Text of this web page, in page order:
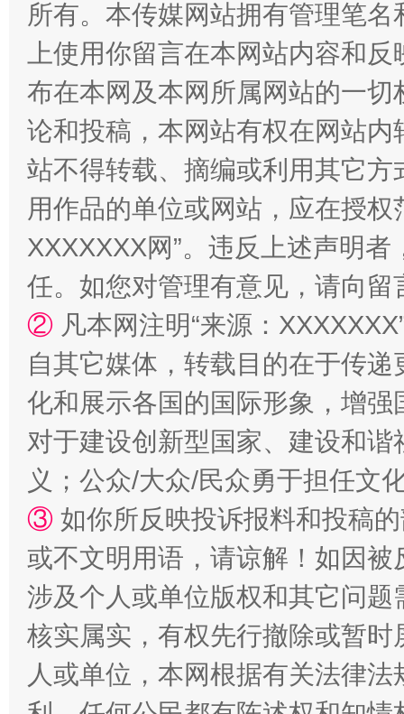
“蜀中异人”王建安的艺术幻境
完善运行机制助力责任有效落实 一纸欠
东山县通报“牛蛙产品抗生素超标问题” 法
所有。本传媒网站拥有管理笔
上使用你留言在本网站内容和
布在本网及本网所属网站的一
论和投稿，本网站有权在网站
站不得转载、摘编或利用其它
用作品的单位或网站，应在授
XXXXXXX网”。违反上述声明
任。如您对管理有意见，请向
② 凡本网注明“来源：
自其它媒体，转载目的在于传
化和展示各国的国际形象，增
对于建设创新型国家、建设和
义；公众/大众/民众勇于担任文
③ 如你所反映投诉报料和投稿
或不文明用语，请谅解！如因
涉及个人或单位版权和其它问题
核实属实，有权先行撤除或暂
人或单位，本网根据有关法律